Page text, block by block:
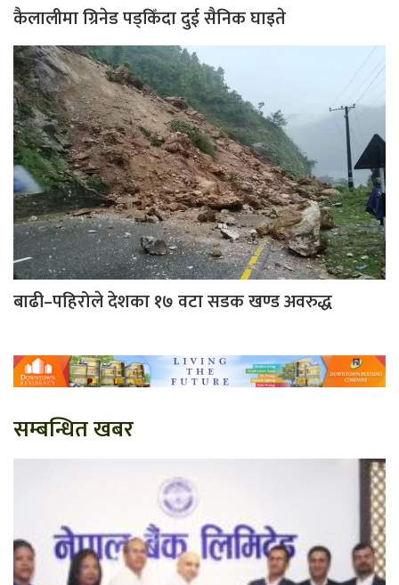
कैलालीमा ग्रिनेड पड्किँदा दुई सैनिक घाइते
बाढी–पहिरोले देशका १७ वटा सडक खण्ड अवरुद्ध
सम्बन्धित खबर